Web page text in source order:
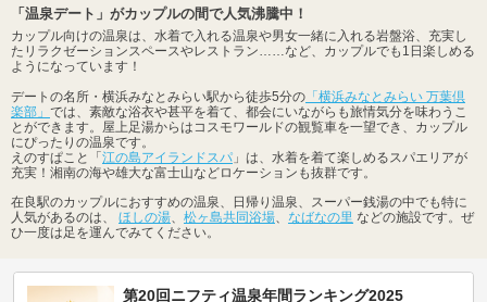
「温泉デート」がカップルの間で人気沸騰中！
カップル向けの温泉は、水着で入れる温泉や男女一緒に入れる岩盤浴、充実し
たリラクゼーションスペースやレストラン……など、カップルでも1日楽しめる
ようになっています！
デートの名所・横浜みなとみらい駅から徒歩5分の 「横浜みなとみらい 万葉倶
楽部」 では、素敵な浴衣や甚平を着て、都会にいながらも旅情気分を味わうこ
とができます。屋上足湯からはコスモワールドの観覧車を一望でき、カップル
にぴったりの温泉です。
えのすぱこと「江の島アイランドスパ 」は、水着を着て楽しめるスパエリアが
充実！湘南の海や雄大な富士山などロケーションも抜群です。
在良駅のカップルにおすすめの温泉、日帰り温泉、スーパー銭湯の中でも特に
人気があるのは、 ほしの湯 松ヶ島共同浴場 なばなの里 などの施設です。ぜ
ひ一度は足を運んでみてください。
第20回ニフティ温泉年間ランキング2025